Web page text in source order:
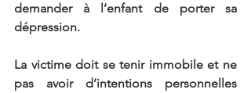
demander à l’enfant de porter sa
dépression.
La victime doit se tenir immobile et ne
pas avoir d’intentions personnelles